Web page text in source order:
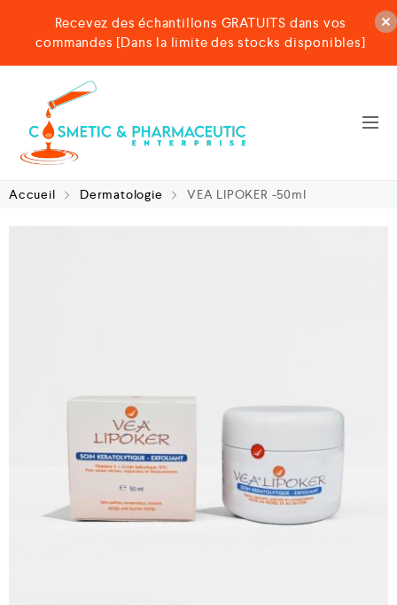
Accueil Dermatologie VEA LIPOKER -50ml
Recevez des échantillons GRATUITS dans vos
commandes [Dans la limite des stocks disponibles]